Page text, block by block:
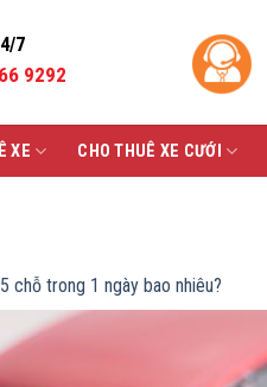
7
9292
XE CHO THUÊ XE CƯỚI
chỗ trong 1 ngày bao nhiêu?